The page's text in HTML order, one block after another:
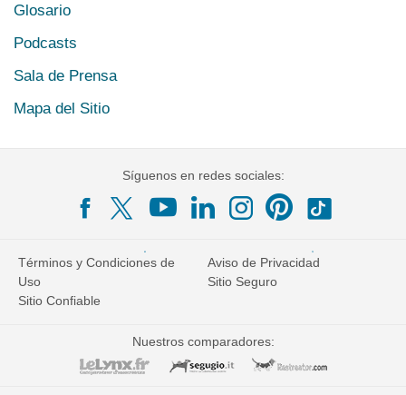
Glosario
Podcasts
Sala de Prensa
Mapa del Sitio
Síguenos en redes sociales:
Términos y Condiciones de
Uso
Aviso de Privacidad
Sitio Seguro
Sitio Confiable
Nuestros comparadores: